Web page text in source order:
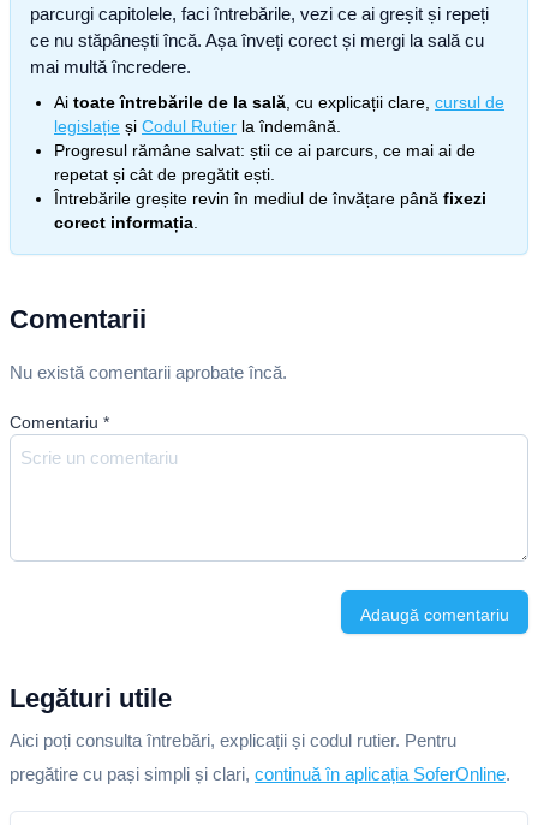
parcurgi capitolele, faci întrebările, vezi ce ai greșit și repeți
ce nu stăpânești încă. Așa înveți corect și mergi la sală cu
mai multă încredere.
Ai toate întrebările de la sală , cu explicații clare, cursul de
legislație și Codul Rutier la îndemână.
Progresul rămâne salvat: știi ce ai parcurs, ce mai ai de
repetat și cât de pregătit ești.
Întrebările greșite revin în mediul de învățare până fixezi
corect informația
Comentarii
Nu există comentarii aprobate încă.
Comentariu *
Adaugă comentariu
Legături utile
Aici poți consulta întrebări, explicații și codul rutier. Pentru
pregătire cu pași simpli și clari, continuă în aplicația SoferOnline.